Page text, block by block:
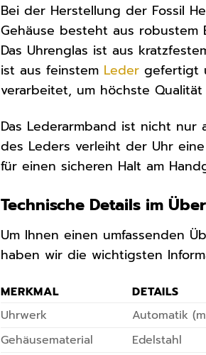
Bei der Herstellung der Fossil
Gehäuse besteht aus
Das Uhrenglas ist aus
ist aus feinstem Leder gefertigt
verarbeitet, um höchste
Das Lederarmband ist nicht
des Leders verleiht der Uhr
für einen sicheren Halt am
Technische Details im
Um Ihnen einen umfassenden
haben wir die wichtigsten
MERKMAL
DETAILS
Uhrwerk
Automatik
Gehäusematerial
Edelstahl